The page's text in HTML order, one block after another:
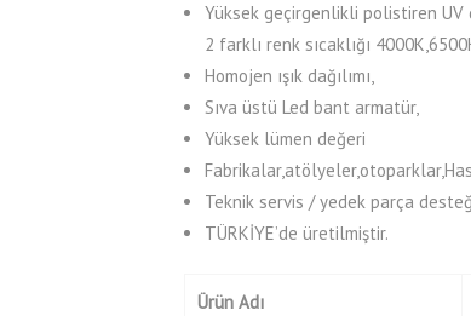
Yüksek geçirgenlikli polistiren UV
2 farklı renk sıcaklığı
Homojen ışık dağılımı,
Sıva üstü Led bant armatür,
Yüksek lümen değeri
Teknik servis / yedek parça
TÜRKİYE’de üretilmiştir.
Ürün Adı